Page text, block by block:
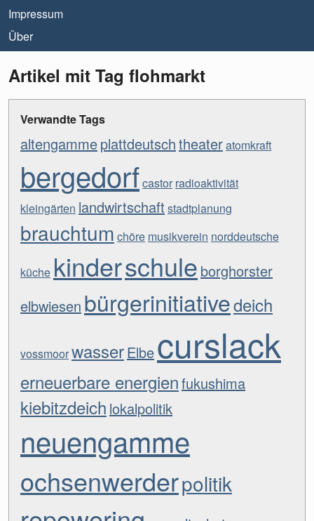
Impressum
Über
Artikel mit Tag flohmarkt
Verwandte Tags
altengammeplattdeutschtheateratomkraft
bergedorfcastor radioaktivität
kleingärten landwirtschaft stadtplanung
brauchtum chöre musikverein norddeutsche
küche kinderschule borghorster
elbwiesen bürgerinitiativedeich
vossmoorwasserElbecurslack
erneuerbare energienfukushima
kiebitzdeich lokalpolitik
neuengamme
ochsenwerderpolitik